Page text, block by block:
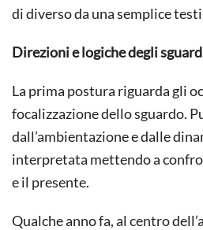
di diverso da una semplice
Direzioni e logiche degli
La prima postura riguarda gli
focalizzazione dello sguardo.
dall’ambientazione e dalle
interpretata mettendo a
e il presente.
Qualche anno fa, al centro